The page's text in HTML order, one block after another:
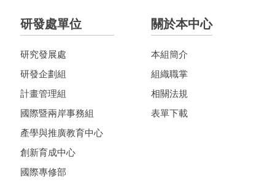
研發處單位
研究發展處
研發企劃組
計畫管理組
國際暨兩岸事務組
產學與推廣教育中心
創新育成中心
國際專修部
關於本中心
本組簡介
組織職掌
相關法規
表單下載